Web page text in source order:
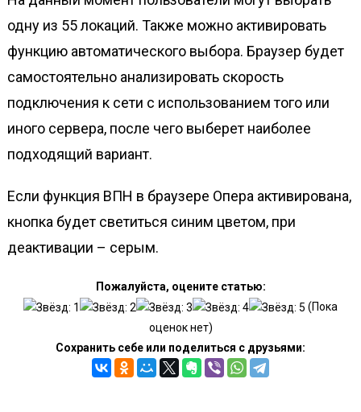
одну из 55 локаций. Также можно активировать
функцию автоматического выбора. Браузер будет
самостоятельно анализировать скорость
подключения к сети с использованием того или
иного сервера, после чего выберет наиболее
подходящий вариант.
Если функция ВПН в браузере Опера активирована,
кнопка будет светиться синим цветом, при
деактивации – серым.
Пожалуйста, оцените статью:
(Пока
оценок нет)
Сохранить себе или поделиться с друзьями: